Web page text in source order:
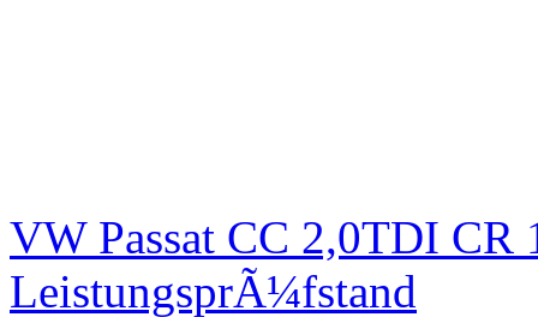
VW Passat CC 2,0TDI CR
LeistungsprÃ¼fstand